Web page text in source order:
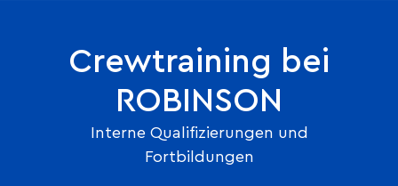
Crewtraining bei
ROBINSON
Interne Qualifizierungen und
Fortbildungen